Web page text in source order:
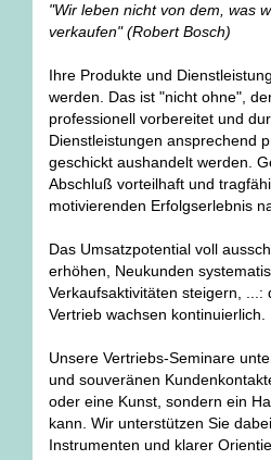
"Wir leben nicht von dem, was
verkaufen" (Robert Bosch)
Ihre Produkte und
werden. Das ist "nicht ohne",
professionell vorbereitet und
Dienstleistungen ansprechend
geschickt aushandelt werden.
Abschluß vorteilhaft und
motivierenden Erfolgserlebnis
Das Umsatzpotential voll
erhöhen, Neukunden
Verkaufsaktivitäten steigern,
Vertrieb wachsen kontinuierlich.
Unsere Vertriebs-Seminare
und souveränen
oder eine Kunst, sondern ein
kann. Wir unterstützen Sie
Instrumenten und klarer